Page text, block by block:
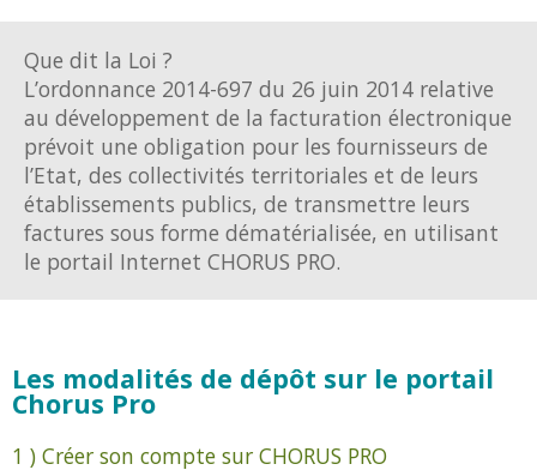
Que dit la Loi ?
L’ordonnance 2014-697 du 26 juin 2014 relative
au développement de la facturation électronique
prévoit une obligation pour les fournisseurs de
l’Etat, des collectivités territoriales et de leurs
établissements publics, de transmettre leurs
factures sous forme dématérialisée, en utilisant
le portail Internet CHORUS PRO.
Les modalités de dépôt sur le portail
Chorus Pro
1 ) Créer son compte sur CHORUS PRO